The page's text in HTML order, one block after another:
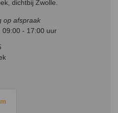
om naar een pelletkachel
module. Zo wissel je gemakkelijk
stoken met hout.
vul je de kachel met 5 tot 10 kilo
30 minuten zijn,
dichtbij Zwolle.
op afspraak
09:00 - 17:00 uur